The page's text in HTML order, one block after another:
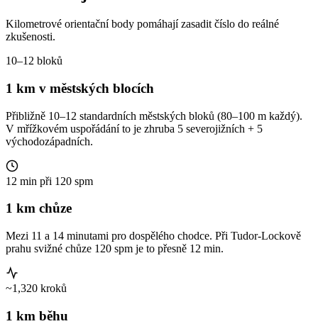
Kilometrové orientační body pomáhají zasadit číslo do reálné
zkušenosti.
10–12 bloků
1 km v městských blocích
Přibližně 10–12 standardních městských bloků (80–100 m každý).
V mřížkovém uspořádání to je zhruba 5 severojižních + 5
východozápadních.
12 min při 120 spm
1 km chůze
Mezi 11 a 14 minutami pro dospělého chodce. Při Tudor-Lockově
prahu svižné chůze 120 spm je to přesně 12 min.
~1,320 kroků
1 km běhu